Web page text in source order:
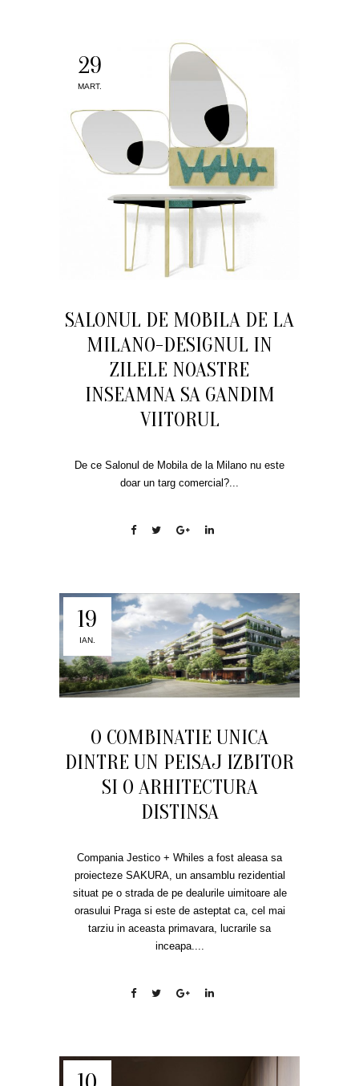
29
MART.
SALONUL DE MOBILA DE LA
MILANO-DESIGNUL IN
ZILELE NOASTRE
INSEAMNA SA GANDIM
VIITORUL
De ce Salonul de Mobila de la Milano nu este
doar un targ comercial?...
19
IAN.
O COMBINATIE UNICA
DINTRE UN PEISAJ IZBITOR
SI O ARHITECTURA
DISTINSA
Compania Jestico + Whiles a fost aleasa sa
proiecteze SAKURA, un ansamblu rezidential
situat pe o strada de pe dealurile uimitoare ale
orasului Praga si este de asteptat ca, cel mai
tarziu in aceasta primavara, lucrarile sa
inceapa....